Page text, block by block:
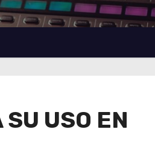
USO EN